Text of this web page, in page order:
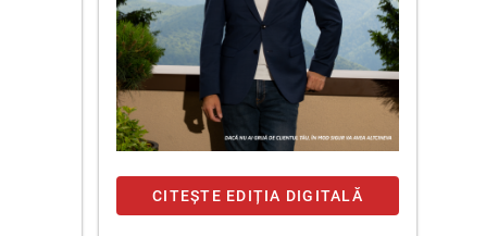
CITEȘTE EDIȚIA DIGITALĂ